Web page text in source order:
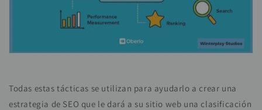
Todas estas tácticas se utilizan para ayudarlo a crear una
estrategia de SEO que le dará a su sitio web una clasificación